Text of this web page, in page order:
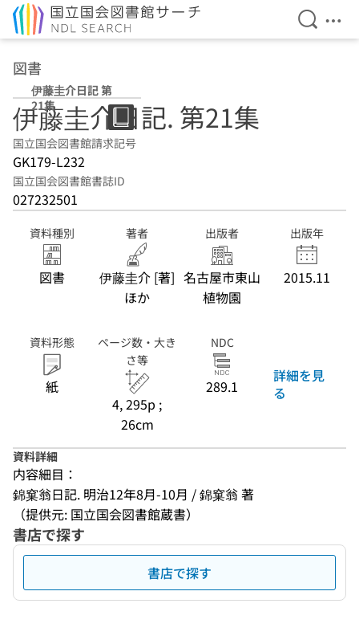
検索を
メ
図書
伊藤圭介日記 第
21集
伊藤圭介日記. 第21集
国立国会図書館請求記号
GK179-L232
国立国会図書館書誌ID
027232501
資料種別
図書
著者
伊藤圭介 [著]
ほか
出版者
名古屋市東山
植物園
出版年
2015.11
資料形態
紙
ページ数・大き
さ等
4, 295p ;
26cm
NDC
289.1
詳細を見
る
資料詳細
内容細目：
錦窠翁日記. 明治12年8月-10月 / 錦窠翁 著
（提供元: 国立国会図書館蔵書）
書店で探す
書店で探す